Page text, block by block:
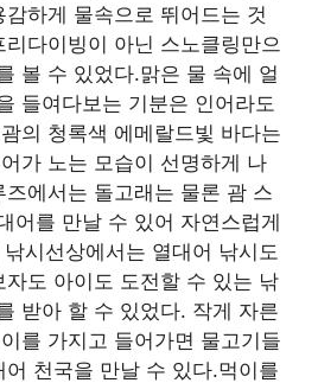
하게 물속으로 뛰어드는 것
다이빙이 아닌 스노클링만으
볼 수 있었다.맑은 물 속에 얼
들여다보는 기분은 인어라도
의 청록색 에메랄드빛 바다는
가 노는 모습이 선명하게 나
에서는 돌고래는 물론 괌 스
어를 만날 수 있어 자연스럽게
시선상에서는 열대어 낚시도
도 아이도 도전할 수 있는 낚
받아 할 수 있었다. 작게 자른
를 가지고 들어가면 물고기들
천국을 만날 수 있다.먹이를